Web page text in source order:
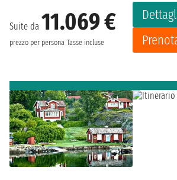
Suite da 11.069 €
prezzo per persona Tasse incluse